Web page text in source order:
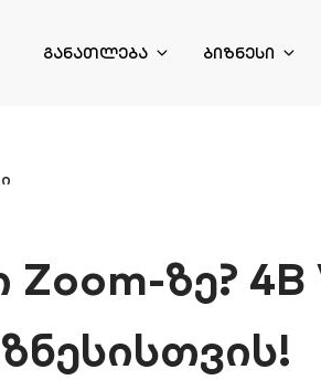
ᲒᲐᲜᲐᲗᲚᲔᲑᲐ ᲑᲘᲖᲜᲔᲡᲘ
ზე? 4B